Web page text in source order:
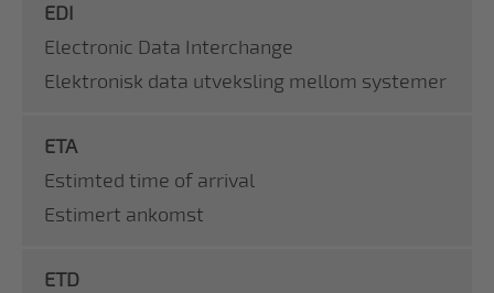
EDI
Electronic Data Interchange
Elektronisk data utveksling mellom systemer
ETA
Estimted time of arrival
Estimert ankomst
ETD